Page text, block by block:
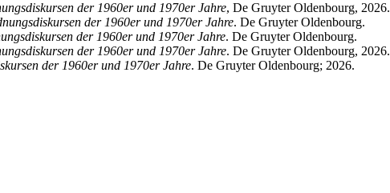
der 1960er und 1970er Jahre, De Gruyter Oldenbourg, 2026.
der 1960er und 1970er Jahre. De Gruyter Oldenbourg.
der 1960er und 1970er Jahre. De Gruyter Oldenbourg.
der 1960er und 1970er Jahre. De Gruyter Oldenbourg, 2026.
der 1960er und 1970er Jahre. De Gruyter Oldenbourg; 2026.